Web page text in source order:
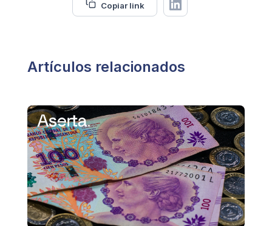
Copiar link
Artículos relacionados